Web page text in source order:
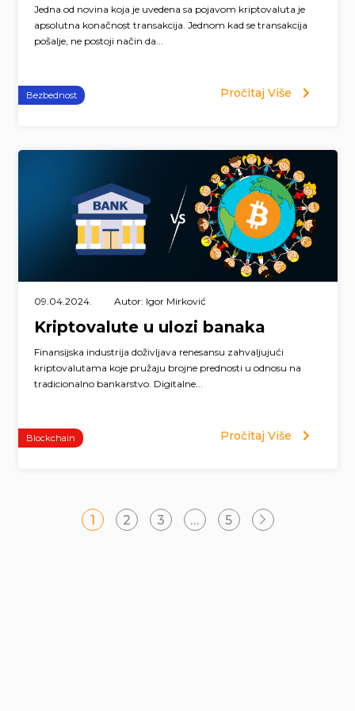
Jedna od novina koja je uvedena sa pojavom kriptovaluta je
apsolutna konačnost transakcija. Jednom kad se transakcija
pošalje, ne postoji način da...
Bezbednost Pročitaj Više
09.04.2024. Autor: Igor Mirković
Kriptovalute u ulozi banaka
Finansijska industrija doživljava renesansu zahvaljujući
kriptovalutama koje pružaju brojne prednosti u odnosu na
tradicionalno bankarstvo. Digitalne...
Blockchain Pročitaj Više
1 2 3 … 5